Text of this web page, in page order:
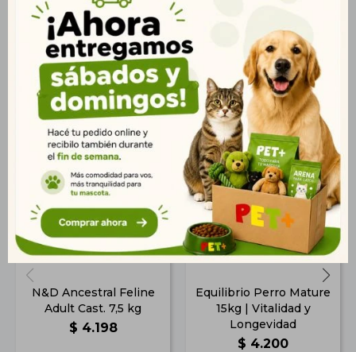
Productos que te pueden interesar
N&D Ancestral Feline
Adult Cast. 7,5 kg
$ 4.198
Equilibrio Perro Mature
15kg | Vitalidad y
Longevidad
$ 4.200